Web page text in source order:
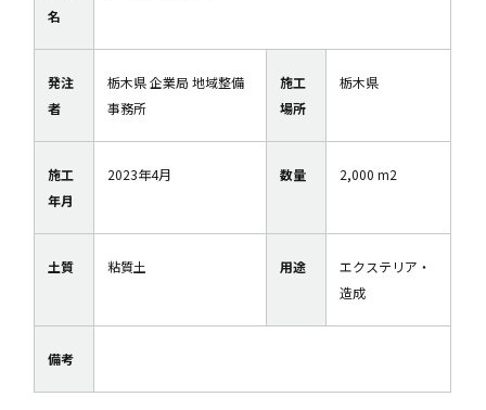
名
発注
者
栃木県 企業局 地域整備
事務所
施工
場所
栃木県
施工
年月
2023年4月 数量 2,000 m2
土質 粘質土 用途
エクステリア・
造成
備考